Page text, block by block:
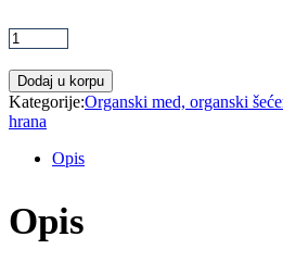
kokosov
šećer
-
400g
quantity
Dodaj u korpu
Kategorije:Organski med, organski
hrana
Opis
Opis